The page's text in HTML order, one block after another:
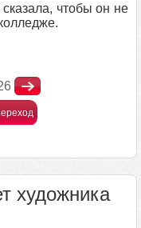
чтобы он не
художника